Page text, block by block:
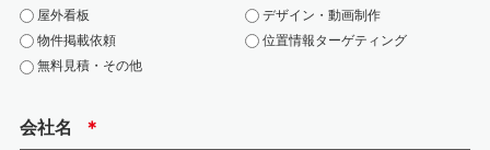
お問い合わせにおける個人情報は、該当お問い合わせへの対応にのみ利用い
たします。
答えするため
内、提供その他を実施するため
屋外看板
デザイン・動画制作
物件掲載依頼
位置情報ターゲティング
無料見積・その他
会社名 ＊